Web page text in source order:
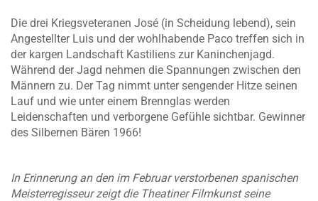
Die drei Kriegsveteranen José (in Scheidung lebend), sein
Angestellter Luis und der wohlhabende Paco treffen sich in
der kargen Landschaft Kastiliens zur Kaninchenjagd.
Während der Jagd nehmen die Spannungen zwischen den
Männern zu. Der Tag nimmt unter sengender Hitze seinen
Lauf und wie unter einem Brennglas werden
Leidenschaften und verborgene Gefühle sichtbar. Gewinner
des Silbernen Bären 1966!
In Erinnerung an den im Februar verstorbenen spanischen
Meisterregisseur zeigt die Theatiner Filmkunst seine